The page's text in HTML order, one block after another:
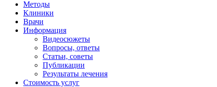
Методы
Клиники
Врачи
Информация
Видеосюжеты
Вопросы, ответы
Статьи, советы
Публикации
Результаты лечения
Стоимость услуг